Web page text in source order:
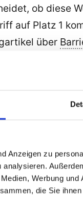
Anzeigen zu
Werbung
die Sie
ob diese
auf Platz 1
über
Google
Thema
verschiedene
Thema. Ich
genommen
geht.
Thema Ihrer